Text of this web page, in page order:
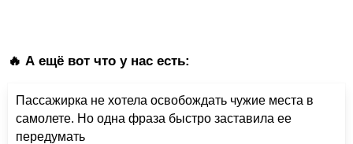
🔥 А ещё вот что у нас есть:
Пассажирка не хотела освобождать чужие места в
самолете. Но одна фраза быстро заставила ее
передумать